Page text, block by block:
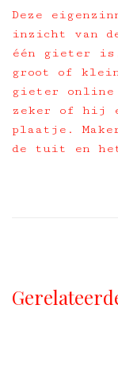
Deze
inzicht van de
één gieter
groot of
gieter online
zeker of hij
plaatje.
de tuit en het